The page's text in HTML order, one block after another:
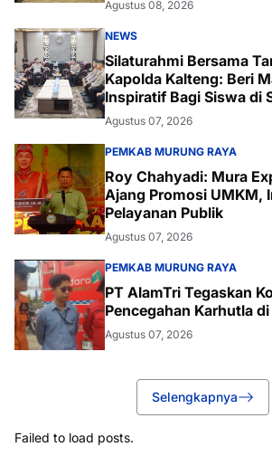
Agustus 08, 2026
NEWS
Silaturahmi Bersama
Kapolda Kalteng: Beri
Inspiratif Bagi Siswa di
Agustus 07, 2026
PEMKAB MURUNG RAYA
Roy Chahyadi: Mura
Ajang Promosi UMKM,
Pelayanan Publik
Agustus 07, 2026
PEMKAB MURUNG RAYA
PT AlamTri Tegaskan
Pencegahan Karhutla
Agustus 07, 2026
Selengkapnya
Failed to load posts.